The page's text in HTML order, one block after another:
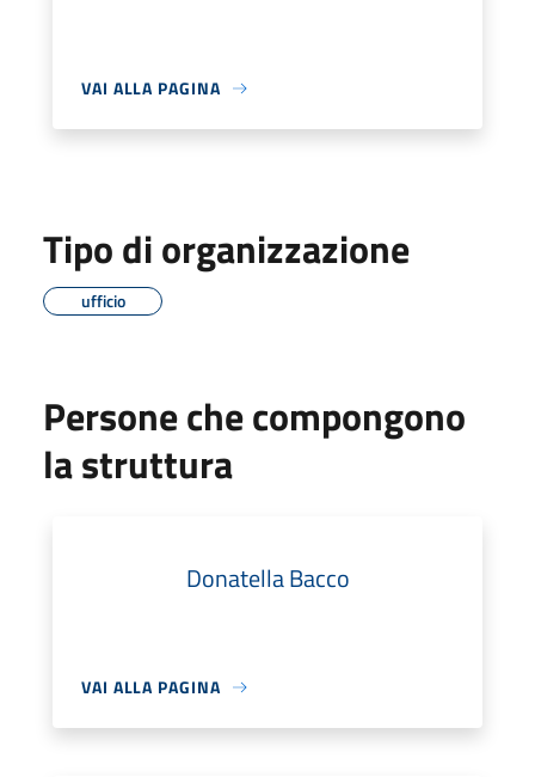
VAI ALLA PAGINA
Tipo di organizzazione
ufficio
Persone che compongono
la struttura
Donatella Bacco
VAI ALLA PAGINA